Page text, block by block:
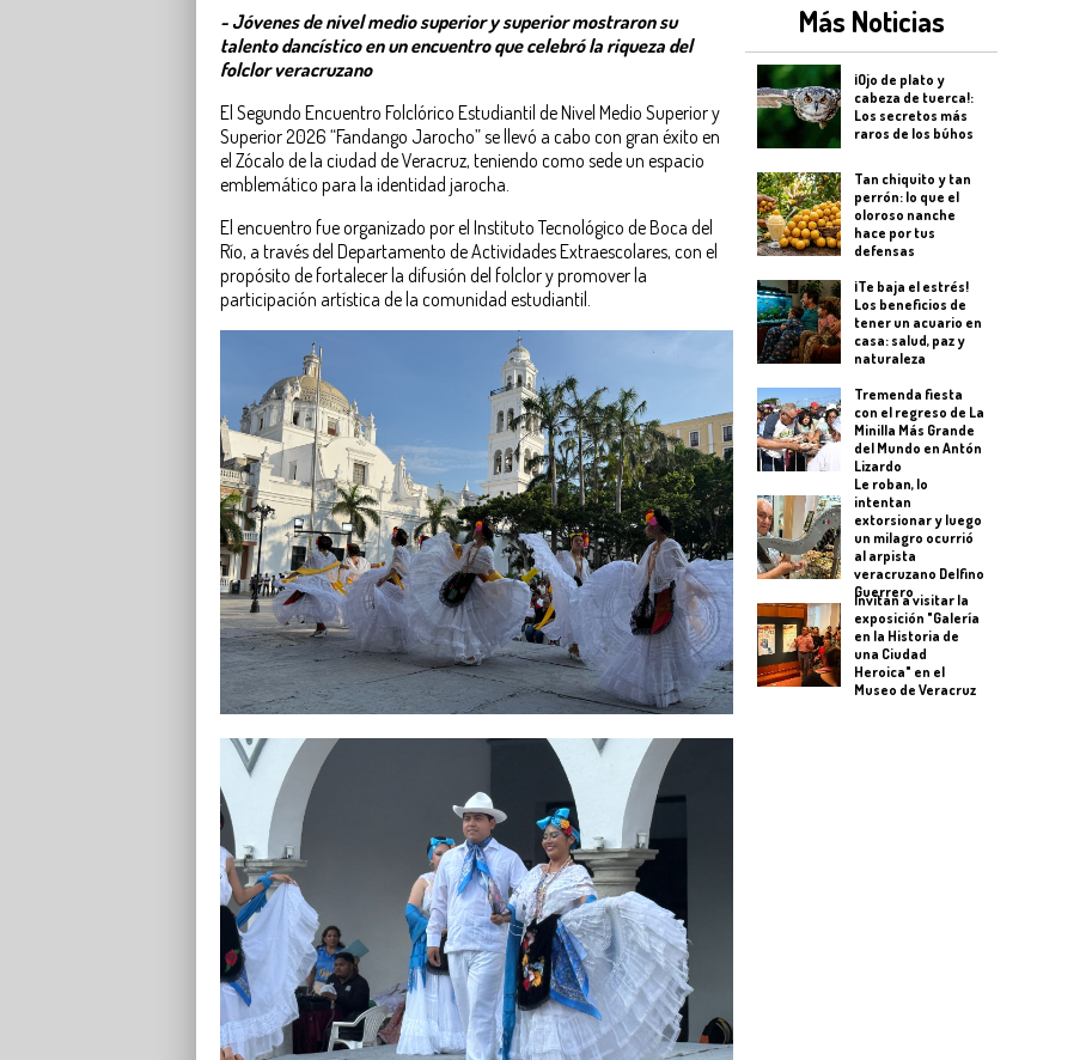
- Jóvenes de nivel medio superior y superior mostraron su
talento dancístico en un encuentro que celebró la riqueza del
folclor veracruzano
El Segundo Encuentro Folclórico Estudiantil de Nivel Medio Superior y
Superior 2026 “Fandango Jarocho” se llevó a cabo con gran éxito en
el Zócalo de la ciudad de Veracruz, teniendo como sede un espacio
emblemático para la identidad jarocha.
El encuentro fue organizado por el Instituto Tecnológico de Boca del
Río, a través del Departamento de Actividades Extraescolares, con el
propósito de fortalecer la difusión del folclor y promover la
participación artística de la comunidad estudiantil.
Más Noticias
¡Ojo de plato y
cabeza de tuerca!:
Los secretos más
raros de los búhos
Tan chiquito y tan
perrón: lo que el
oloroso nanche
hace por tus
defensas
¡Te baja el estrés!
Los beneficios de
tener un acuario en
casa: salud, paz y
naturaleza
Tremenda fiesta
con el regreso de La
Minilla Más Grande
del Mundo en Antón
Lizardo
Le roban, lo
intentan
extorsionar y luego
un milagro ocurrió
al arpista
veracruzano Delfino
Guerrero
Invitan a visitar la
exposición "Galería
en la Historia de
una Ciudad
Heroica" en el
Museo de Veracruz